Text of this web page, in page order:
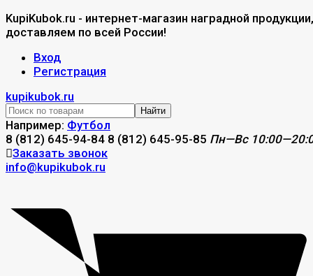
KupiKubok.ru - интернет-магазин наградной продукции,
доставляем по всей России!
Вход
Регистрация
kupikubok.ru
Найти
Например: Футбол
8 (812) 645-94-84 8 (812) 645-95-85 Пн—Вс
Заказать звонок
info@kupikubok.ru